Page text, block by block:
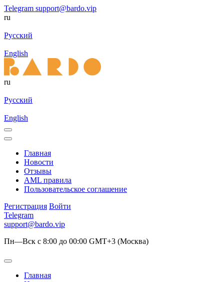
Telegram support@bardo.vip
ru
Русский
English
ru
Русский
English
Главная
Новости
Отзывы
AML правила
Пользовательское соглашение
Регистрация Войти
Telegram
support@bardo.vip
Пн—Вск с 8:00 до 00:00 GMT+3 (Москва)
Главная